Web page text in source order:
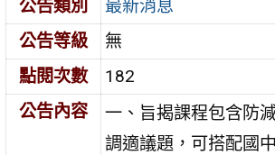
公告類別
最新消息
公告等級
無
點閱次數
182
公告內容
一、旨揭課程包含防
調適議題，可搭配國